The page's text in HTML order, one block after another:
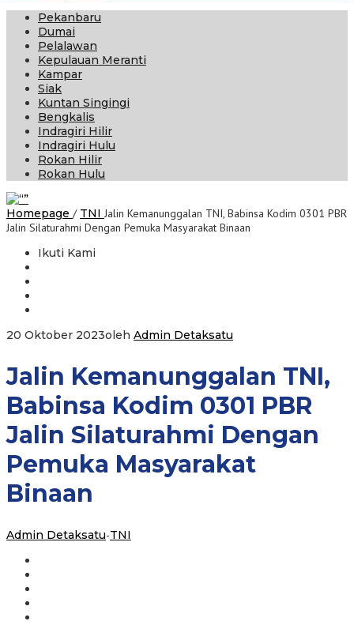
Pekanbaru
Dumai
Pelalawan
Kepulauan Meranti
Kampar
Siak
Kuntan Singingi
Bengkalis
Indragiri Hilir
Indragiri Hulu
Rokan Hilir
Rokan Hulu
Homepage / TNI Jalin Kemanunggalan TNI, Babinsa Kodim 0301 PBR
Jalin Silaturahmi Dengan Pemuka Masyarakat Binaan
Ikuti Kami
20 Oktober 2023oleh Admin Detaksatu
Jalin Kemanunggalan TNI,
Babinsa Kodim 0301 PBR
Jalin Silaturahmi Dengan
Pemuka Masyarakat
Binaan
Admin Detaksatu-TNI